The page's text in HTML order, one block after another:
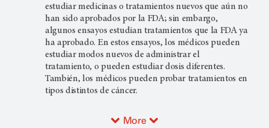
estudiar medicinas o tratamientos nuevos que aún no
han sido aprobados por la FDA; sin embargo,
algunos ensayos estudian tratamientos que la FDA ya
ha aprobado. En estos ensayos, los médicos pueden
estudiar modos nuevos de administrar el
tratamiento, o pueden estudiar dosis diferentes.
También, los médicos pueden probar tratamientos en
tipos distintos de cáncer.
More